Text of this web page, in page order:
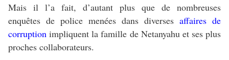
Mais il l’a fait, d’autant plus que de nombreuses
enquêtes de police menées dans diverses affaires de
corruption impliquent la famille de Netanyahu et ses plus
proches collaborateurs.